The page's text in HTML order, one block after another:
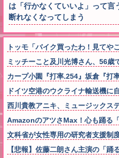
は「行かなくていいよ」って言
断れなくなってしまう
トッモ「バイク買ったわ！見て
ミッチーこと及川光博さん、56
カープ小園『打率.254』坂倉『打
ドイツ空港のウクライナ輸送機
西川貴教アニキ、ミュージックス
AmazonのアツさMax！心も踊る
文科省が女性専用の研究者支援
【悲報】佐藤二朗さん主演の「